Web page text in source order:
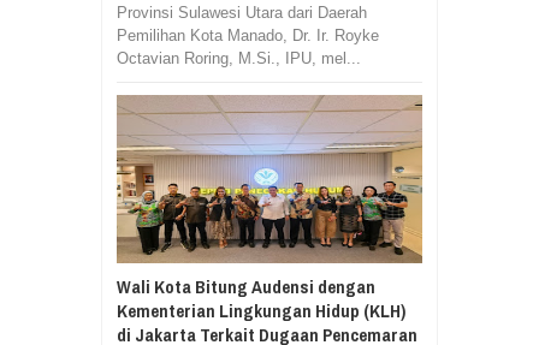
Provinsi Sulawesi Utara dari Daerah
Pemilihan Kota Manado, Dr. Ir. Royke
Octavian Roring, M.Si., IPU, mel...
Wali Kota Bitung Audensi dengan
Kementerian Lingkungan Hidup (KLH)
di Jakarta Terkait Dugaan Pencemaran